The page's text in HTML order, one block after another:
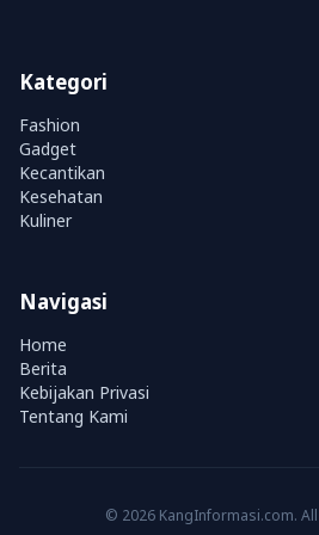
Kategori
Fashion
Gadget
Kecantikan
Kesehatan
Kuliner
Navigasi
Home
Berita
Kebijakan Privasi
Tentang Kami
© 2026 KangInformasi.com.